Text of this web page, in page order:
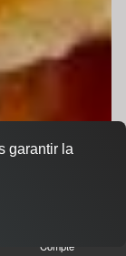
Compte
garantir la